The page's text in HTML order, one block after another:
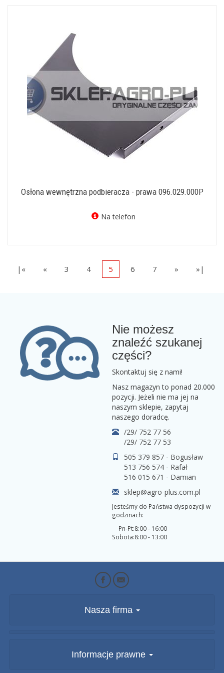
Osłona wewnętrzna podbieracza - prawa 096.029.000P
Na telefon
|« « 3 4 5 6 7 » »|
Nie możesz
znaleźć szukanej
części?
Skontaktuj się z nami!
Nasz magazyn to ponad 20.000
pozycji. Jeżeli nie ma jej na
naszym sklepie, zapytaj
naszego doradcę.
/29/ 752 77 56
/29/ 752 77 53
505 379 857 - Bogusław
513 756 574 - Rafał
516 015 671 - Damian
sklep@agro-plus.com.pl
Jesteśmy do Państwa dyspozycji w
godzinach:
Pn-Pt:
Sobota:
8:00 - 16:00
8:00 - 13:00
Nasza firma
Informacje prawne